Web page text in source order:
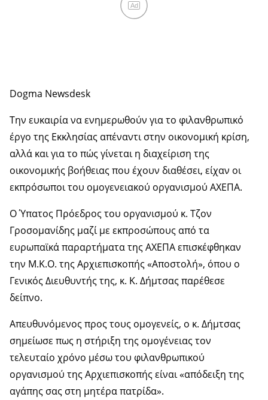
Ad
Dogma Newsdesk
Την ευκαιρία να ενημερωθούν για το φιλανθρωπικό
έργο της Εκκλησίας απέναντι στην οικονομική κρίση,
αλλά και για το πώς γίνεται η διαχείριση της
οικονομικής βοήθειας που έχουν διαθέσει, είχαν οι
εκπρόσωποι του ομογενειακού οργανισμού ΑΧΕΠΑ.
Ο Ύπατος Πρόεδρος του οργανισμού κ. Τζον
Γροσομανίδης μαζί με εκπροσώπους από τα
ευρωπαϊκά παραρτήματα της ΑΧΕΠΑ επισκέφθηκαν
την Μ.Κ.Ο. της Αρχιεπισκοπής «Αποστολή», όπου ο
Γενικός Διευθυντής της, κ. Κ. Δήμτσας παρέθεσε
δείπνο.
Απευθυνόμενος προς τους ομογενείς, ο κ. Δήμτσας
σημείωσε πως η στήριξη της ομογένειας τον
τελευταίο χρόνο μέσω του φιλανθρωπικού
οργανισμού της Αρχιεπισκοπής είναι «απόδειξη της
αγάπης σας στη μητέρα πατρίδα».